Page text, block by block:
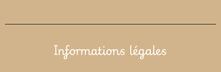
Informations légales